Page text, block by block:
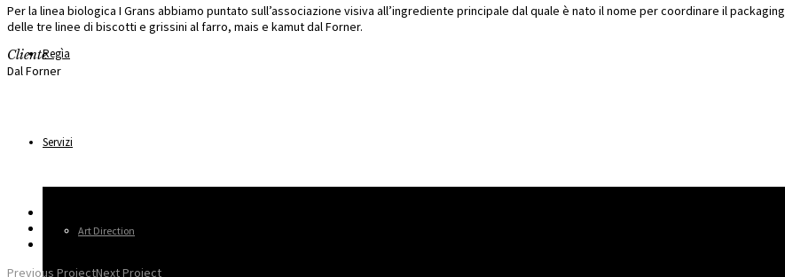
Regìa
Servizi
Art Direction
Per la linea biologica I Grans abbiamo puntato sull’associazione visiva all’ingrediente principale dal quale è nato il nome per coordinare il packaging
delle tre linee di biscotti e grissini al farro, mais e kamut dal Forner.
Cliente
Dal Forner
Previous ProjectNext Project